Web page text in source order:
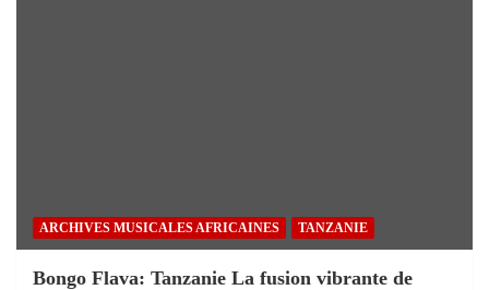
ARCHIVES MUSICALES AFRICAINES TANZANIE
Bongo Flava: Tanzanie La fusion vibrante de